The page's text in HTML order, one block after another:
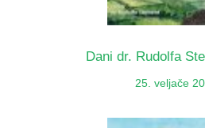
Dani dr. Rudolfa
25. veljače